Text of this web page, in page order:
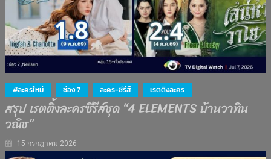
#ละครใหม่ ช่อง 7 ละคร-ซีรีส์ เรตติงละคร
สรุป เรตติ้งละครซีรีส์ชุด “4 ELEMENTS บ้านวาทิน
วณิช”
15 กรกฎาคม 2026